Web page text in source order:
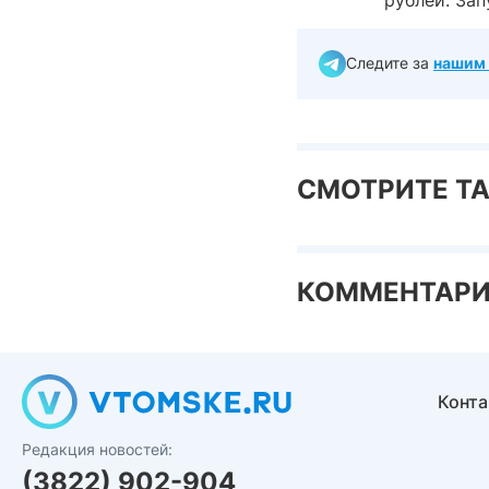
Следите за нашим
СМОТРИТЕ
Редакция новостей:
(3822) 902-904